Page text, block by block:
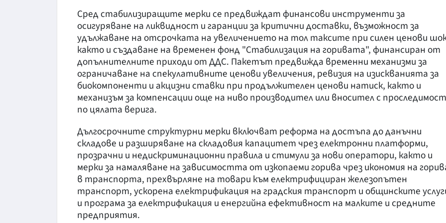
Сред стабилизиращите мерки се предвиждат финансови инструменти за
осигуряване на ликвидност и гаранции за критични доставки, възможност за
удължаване на отсрочката на увеличението на тол таксите при силен ценови
както и създаване на временен фонд "Стабилизация на горивата", финансиран от
допълнителните приходи от ДДС. Пакетът предвижда временни механизми за
ограничаване на спекулативните ценови увеличения, ревизия на изискванията за
биокомпоненти и акцизни ставки при продължителен ценови натиск, както и
механизъм за компенсации още на ниво производител или вносител с проследимост
по цялата верига.
Дългосрочните структурни мерки включват реформа на достъпа до данъчни
складове и разширяване на складовия капацитет чрез електронни платформи,
прозрачни и недискриминационни правила и стимули за нови оператори, както и
мерки за намаляване на зависимостта от изкопаеми горива чрез икономия на
в транспорта, прехвърляне на товари към електрифициран железопътен
транспорт, ускорена електрификация на градския транспорт и общинските
и програма за електрификация и енергийна ефективност на малките и средните
предприятия.